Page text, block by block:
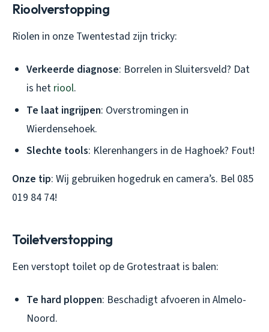
Rioolverstopping
Riolen in onze Twentestad zijn tricky:
Verkeerde diagnose: Borrelen in Sluitersveld? Dat
is het riool.
Te laat ingrijpen: Overstromingen in
Wierdensehoek.
Slechte tools: Klerenhangers in de Haghoek? Fout!
Onze tip: Wij gebruiken hogedruk en camera’s. Bel 085
019 84 74!
Toiletverstopping
Een verstopt toilet op de Grotestraat is balen:
Te hard ploppen: Beschadigt afvoeren in Almelo-
Noord.